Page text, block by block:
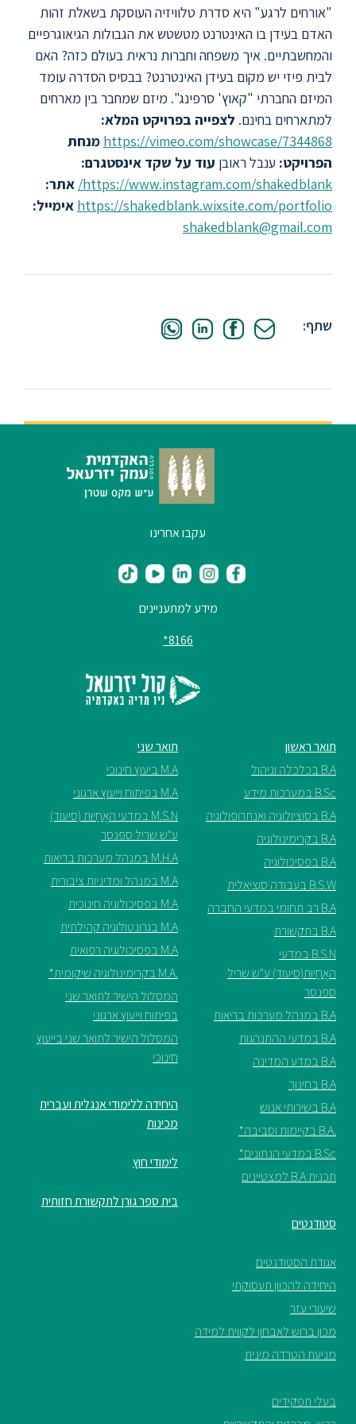
אנגלית
ועברית
תואר
שני
המרכז
הקדם
אקדמי
מתעניינים
סטודנטים
ספריה
משרתי
מילואים
וכוחות
הביטחון
–
זכויות
והטבות
הרשמו
"אורחים לרגע" היא סדרת טלוויזיה העוסקת בשאלת זהות
האדם בעידן בו האינטרנט מטשטש את הגבולות הגיאוגרפיים
והמחשבתיים. איך משפחה וחברות נראית בעולם כזה? האם
לבית פיזי יש מקום בעידן האינטרנט? בבסיס הסדרה עומד
המיזם החברתי "קאוץ' סרפינג". מיזם שמחבר בין מארחים
למתארחים בחינם. לצפייה בפרויקט המלא:
https://vimeo.com/showcase/7344868 מנחת
הפרויקט: ענבל ראובן עוד על שקד אינסטגרם:
https://www.instagram.com/shakedblank/ אתר:
https://shakedblank.wixsite.com/portfolio אימייל:
shakedblank@gmail.com
שתף:
עקבו אחרינו
מידע למתעניינים
8166*
תואר ראשון
B.A בכלכלה וניהול
B.Sc במערכות מידע
B.A בסוציולוגיה ואנתרופולוגיה
B.A בקרימינולוגיה
B.A בפסיכולוגיה
B.S.W בעבודה סוציאלית
B.A רב תחומי במדעי החברה
B.A בתקשורת
B.S.N במדעי
האֲחָיוּת(סיעוד) ע"ש שריל
ספנסר
B.A במנהל מערכות בריאות
B.A במדעי ההתנהגות
B.A במדע המדינה
B.A בחינוך
B.A בשירותי אנוש
.B.A בקיימות וסביבה*
B.Sc במדעי הנתונים*
תכנית B.A למצטיינים
תואר שני
M.A ביעוץ חינוכי
M.A בפיתוח וייעוץ ארגוני
M.S.N במדעי האֲחָיוּת (סיעוד)
ע"ש שריל ספנסר
M.H.A במנהל מערכות בריאות
M.A במנהל ומדיניות ציבורית
M.A בפסיכולוגיה חינוכית
M.A בגרונטולוגיה קהילתית
M.A בפסיכולוגיה רפואית
.M.A בקרימינולוגיה שיקומית*
המסלול הישיר לתואר שני
בפיתוח וייעוץ ארגוני
המסלול הישיר לתואר שני בייעוץ
חינוכי
היחידה ללימודי אנגלית ועברית
מכינות
לימודי חוץ
בית ספר גורן לתקשורת חזותית
סטודנטים
אגודת הסטודנטים
היחידה להכוון תעסוקתי
שיעורי עזר
מכון ברוש לאבחון לקווית למידה
מניעת הטרדה מינית
בעלי תפקידים